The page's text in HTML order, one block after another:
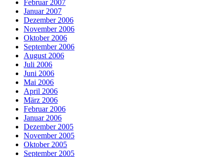
Februar 2007
Januar 2007
Dezember 2006
November 2006
Oktober 2006
September 2006
August 2006
Juli 2006
Juni 2006
Mai 2006
April 2006
März 2006
Februar 2006
Januar 2006
Dezember 2005
November 2005
Oktober 2005
September 2005